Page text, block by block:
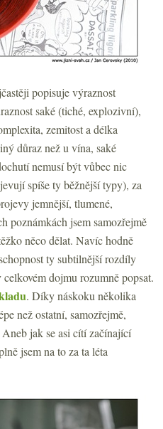
popisuje výraznost
saké (tiché, explozivní),
zemitost a délka
důraz než u vína, saké
nemusí být vůbec nic
spíše ty běžnější typy), za
jemnější, tlumené,
poznámkách jsem samozřejmě
něco dělat. Navíc hodně
ty subtilnější rozdíly
dojmu rozumně popsat.
. Díky náskoku několika
než ostatní, samozřejmě,
jak se asi cítí začínající
jsem na to za ta léta